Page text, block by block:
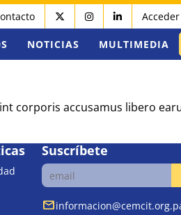
NOTICIAS MULTIMEDIA
corporis accusamus libero
Suscríbete
mail